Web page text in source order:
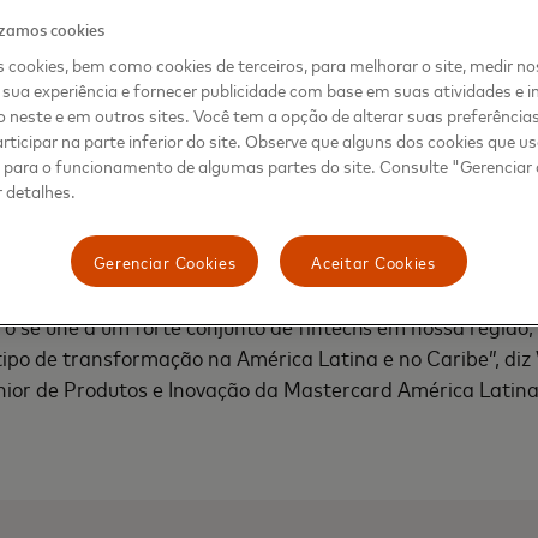
extremamente comprometidos em adquirir novos
Asiático. Já iniciamos projetos nesses lugares e
nos faz olhar para novos locais e para a nossa operação.
nossos clientes e parceiros, estamos planejando
Tomasz Kupka, chefe de vendas da Verestro.
prazer de investir na Verestro para apoiar sua
estão contribuindo para a rápida transformação
convenientes e simples. Como parceira de muitas
se une a um forte conjunto de fintechs em nossa
de transformação na América Latina e no Caribe”,
de Produtos e Inovação da Mastercard América
cookies
cookies, bem como cookies de terceiros, para melhorar o site, medir
experiência e fornecer publicidade com base em suas atividades e
neste e em outros sites. Você tem a opção de alterar suas
na parte inferior do site. Observe que alguns dos cookies que
para o funcionamento de algumas partes do site. Consulte "Gerenciar
detalhes.
Aceitar Cookies
Gerenciar Cookies